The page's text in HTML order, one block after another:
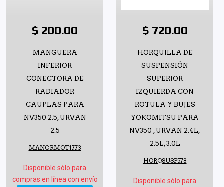
$ 200.00
MANGUERA
INFERIOR
CONECTORA DE
RADIADOR
CAUPLAS PARA
NV350 2.5, URVAN
2.5
MANGRMOT1773
Disponible sólo para
compras en línea con envío
$ 720.00
HORQUILLA DE
SUSPENSIÓN
SUPERIOR
IZQUIERDA CON
ROTULA Y BUJES
YOKOMITSU PARA
NV350 , URVAN 2.4L,
2.5L, 3.0L
HORQSUSP578
Disponible sólo para